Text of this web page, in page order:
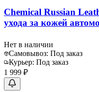
Chemical Russian
ухода за кожей
Нет в наличии
Самовывоз: Под заказ
Курьер: Под заказ
1 999 ₽